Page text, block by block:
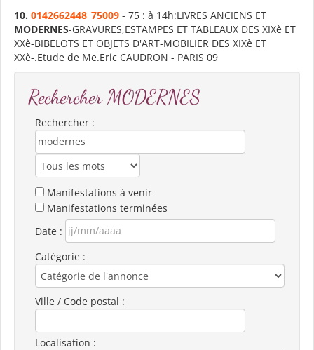
10. 0142662448_75009 - 75 : à 14h:LIVRES ANCIENS ET
MODERNES-GRAVURES,ESTAMPES ET TABLEAUX DES XIXè ET
XXè-BIBELOTS ET OBJETS D'ART-MOBILIER DES XIXè ET
XXè-.Etude de Me.Eric CAUDRON - PARIS 09
Rechercher MODERNES
Rechercher :
Manifestations à venir
Manifestations terminées
Date :
Catégorie :
Ville / Code postal :
Localisation :